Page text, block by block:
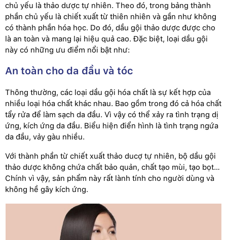
chủ yếu là thảo dược tự nhiên. Theo đó, trong bảng thành
phần chủ yếu là chiết xuất từ thiên nhiên và gần như không
có thành phần hóa học. Do đó, dầu gội thảo dược được cho
là an toàn và mang lại hiệu quả cao. Đặc biệt, loại dầu gội
này có những ưu điểm nổi bật như:
An toàn cho da đầu và tóc
Thông thường, các loại dầu gội hóa chất là sự kết hợp của
nhiều loại hóa chất khác nhau. Bao gồm trong đó cả hóa chất
tẩy rửa để làm sạch da đầu. Vì vậy có thể xảy ra tình trạng dị
ứng, kích ứng da đầu. Biểu hiện điển hình là tình trạng ngứa
da đầu, vảy gàu nhiều.
Với thành phần từ chiết xuất thảo ducợ tự nhiên, bộ dầu gội
thảo dược không chứa chất bảo quản, chất tạo mùi, tạo bọt…
Chính vì vậy, sản phẩm này rất lành tính cho người dùng và
không hề gây kích ứng.